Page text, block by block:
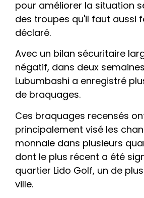
pour améliorer la situation
des troupes qu'il faut aussi
déclaré.
Avec un bilan sécuritaire
négatif, dans deux
Lubumbashi a enregistré
de braquages.
Ces braquages recensés
principalement visé les
monnaie dans plusieurs
dont le plus récent a été
quartier Lido Golf, un de
ville.